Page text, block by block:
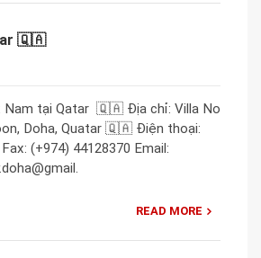
🇶🇦
Nam tại Qatar 🇶🇦 Địa chỉ: Villa No
Doha, Quatar 🇶🇦 Điện thoại:
(+974) 44128370 Email:
READ MORE